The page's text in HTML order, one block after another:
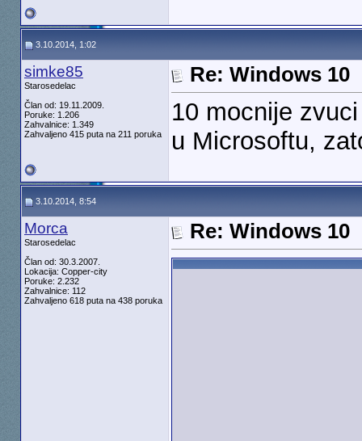
3.10.2014, 1:02
simke85
Starosedelac
Član od: 19.11.2009.
Poruke: 1.206
Zahvalnice: 1.349
Zahvaljeno 415 puta na 211 poruka
Re: Windows 10
10 mocnije
u Microsoftu,
3.10.2014, 8:54
Morca
Starosedelac
Član od: 30.3.2007.
Lokacija: Copper-city
Poruke: 2.232
Zahvalnice: 112
Zahvaljeno 618 puta na 438 poruka
Re: Windows 10